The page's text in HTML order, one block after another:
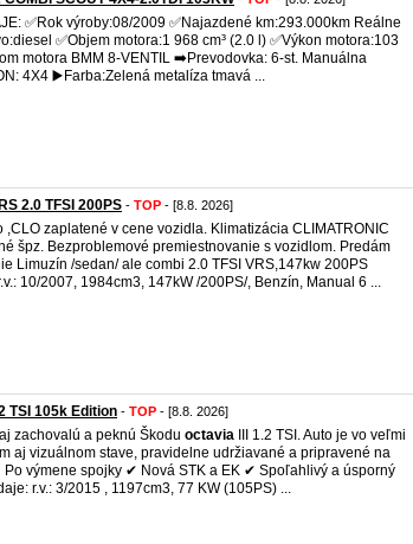
✅️Rok výroby:08/2009 ✅️Najazdené km:293.000km Reálne
✅️Objem motora:1 968 cm³ (2.0 l) ✅️Výkon motora:103
motora BMM 8-VENTIL ➡️Prevodovka: 6-st. Manuálna
4X4 ▶️Farba:Zelená metalíza tmavá ...
2.0 TFSI 200PS - TOP - [8.8. 2026]
,CLO zaplatené v cene vozidla. Klimatizácia CLIMATRONIC
špz. Bezproblemové premiestnovanie s vozidlom. Predám
Limuzín /sedan/ ale combi 2.0 TFSI VRS,147kw 200PS
10/2007, 1984cm3, 147kW /200PS/, Benzín, Manual 6 ...
TSI 105k Edition - TOP - [8.8. 2026]
zachovalú a peknú Škodu octavia III 1.2 TSI. Auto je vo veľmi
aj vizuálnom stave, pravidelne udržiavané a pripravené na
výmene spojky ✔ Nová STK a EK ✔ Spoľahlivý a úsporný
r.v.: 3/2015 , 1197cm3, 77 KW (105PS) ...